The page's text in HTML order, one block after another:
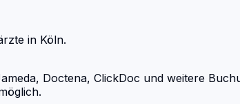
in Köln.
Doctena, ClickDoc und weitere